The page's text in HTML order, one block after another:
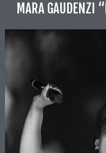
MARA GAUDENZI